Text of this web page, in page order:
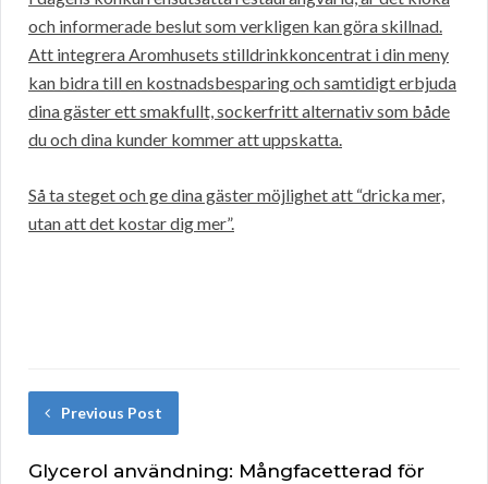
och informerade beslut som verkligen kan göra skillnad.
Att integrera Aromhusets stilldrinkkoncentrat i din meny
kan bidra till en kostnadsbesparing och samtidigt erbjuda
dina gäster ett smakfullt, sockerfritt alternativ som både
du och dina kunder kommer att uppskatta.
Så ta steget och ge dina gäster möjlighet att “dricka mer,
utan att det kostar dig mer”.
Previous Post
Glycerol användning: Mångfacetterad för